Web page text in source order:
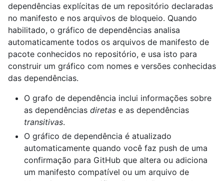
dependências explícitas de um repositório declaradas
no manifesto e nos arquivos de bloqueio. Quando
habilitado, o gráfico de dependências analisa
automaticamente todos os arquivos de manifesto de
pacote conhecidos no repositório, e usa isto para
construir um gráfico com nomes e versões conhecidas
das dependências.
O grafo de dependência inclui informações sobre
as dependências diretas e as dependências
transitivas.
O gráfico de dependência é atualizado
automaticamente quando você faz push de uma
confirmação para GitHub que altera ou adiciona
um manifesto compatível ou um arquivo de